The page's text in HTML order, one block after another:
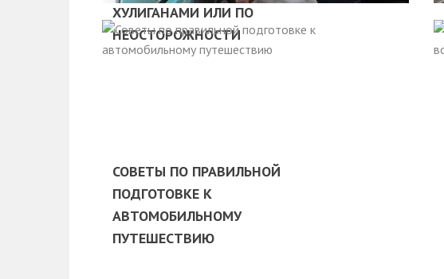
ХУЛИГАНАМИ ИЛИ ПО
НЕОСТОРОЖНОСТИ
СОВЕТЫ ПО ПРАВИЛЬНОЙ
ПОДГОТОВКЕ К
АВТОМОБИЛЬНОМУ
ПУТЕШЕСТВИЮ